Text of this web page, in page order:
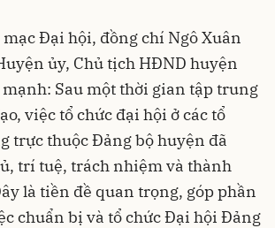
Đại hội, đồng chí Ngô Xuân
ủy, Chủ tịch HĐND huyện
Sau một thời gian tập trung
việc tổ chức đại hội ở các tổ
trực thuộc Đảng bộ huyện đã
trí tuệ, trách nhiệm và thành
là tiền đề quan trọng, góp phần
chuẩn bị và tổ chức Đại hội Đảng